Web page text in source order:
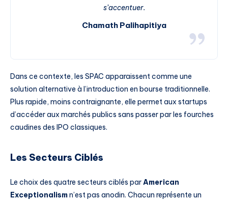
s’accentuer.
Chamath Palihapitiya
Dans ce contexte, les SPAC apparaissent comme une
solution alternative à l’introduction en bourse traditionnelle.
Plus rapide, moins contraignante, elle permet aux startups
d’accéder aux marchés publics sans passer par les fourches
caudines des IPO classiques.
Les Secteurs Ciblés
Le choix des quatre secteurs ciblés parAmerican
Exceptionalismn’est pas anodin. Chacun représente un